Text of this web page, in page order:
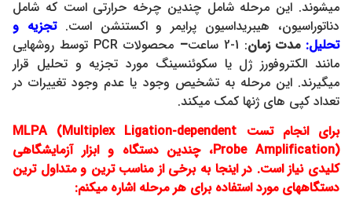
میشوند. این مرحله شامل چندین چرخه حرارتی است که شامل
دناتوراسیون، هیبریداسیون پرایمر و اکستنشن است.تجزیه و
تحلیل: مدت زمان: 1-2 ساعت –
محصولات PCR توسط روشهایی
مانند الکتروفورز ژل یا سکوئنسینگ مورد تجزیه و تحلیل قرار
میگیرند. این مرحله به تشخیص وجود یا عدم وجود تغییرات در
تعداد کپی های ژنها کمک میکند.
برای انجام تست MLPA (Multiplex Ligation-dependent
Probe Amplification)، چندین دستگاه و ابزار آزمایشگاهی
کلیدی نیاز است. در اینجا به برخی از مناسب ترین و متداول ترین
دستگاههای مورد استفاده برای هر مرحله اشاره میکنم: